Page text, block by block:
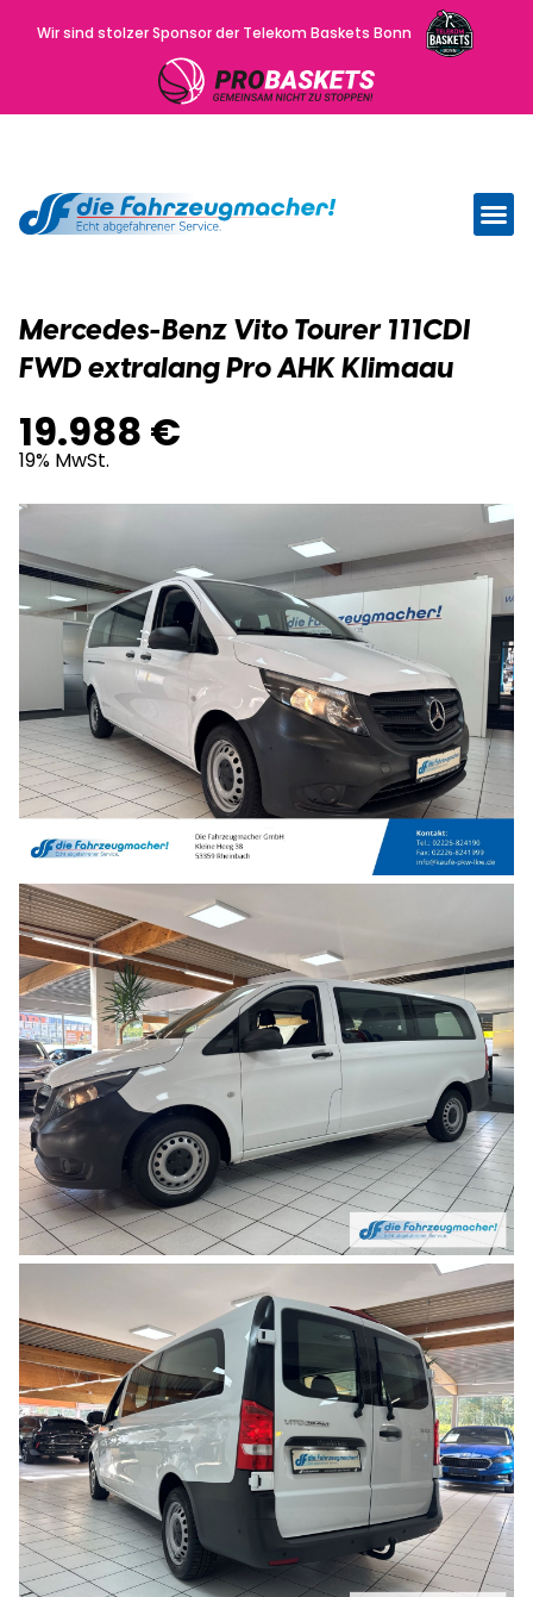
Wir sind stolzer Sponsor der Telekom Baskets Bonn
Mercedes-Benz Vito Tourer 111CDI
FWD extralang Pro AHK Klimaau
19.988 €
19% MwSt.